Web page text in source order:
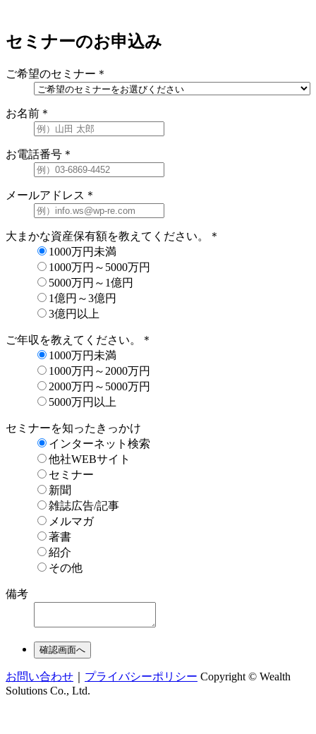
セミナーのお申込み
ご希望のセミナー ＊
お名前 ＊
お電話番号 ＊
メールアドレス ＊
大まかな資産保有額を教えてください。
＊
1000万円未満
1000万円～5000万円
5000万円～1億円
1億円～3億円
3億円以上
ご年収を教えてください。
＊
1000万円未満
1000万円～2000万円
2000万円～5000万円
5000万円以上
セミナーを知ったきっかけ
インターネット検索
他社WEBサイト
セミナー
新聞
雑誌広告/記事
メルマガ
著書
紹介
その他
備考
お問い合わせ プライバシーポリシー Copyright © Wealth
Solutions Co., Ltd.